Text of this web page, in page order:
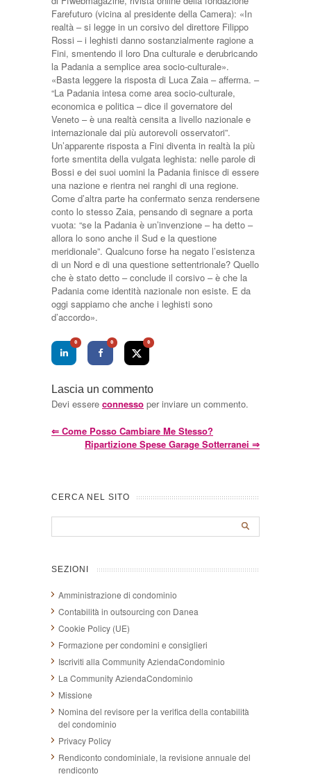
Farefuturo (vicina al presidente della Camera): «In
realtà – si legge in un corsivo del direttore Filippo
Rossi – i leghisti danno sostanzialmente ragione a
Fini, smentendo il loro Dna culturale e derubricando
la Padania a semplice area socio-culturale».
«Basta leggere la risposta di Luca Zaia – afferma. –
“La Padania intesa come area socio-culturale,
economica e politica – dice il governatore del
Veneto – è una realtà censita a livello nazionale e
internazionale dai più autorevoli osservatori”.
Un’apparente risposta a Fini diventa in realtà la più
forte smentita della vulgata leghista: nelle parole di
Bossi e dei suoi uomini la Padania finisce di essere
una nazione e rientra nei ranghi di una regione.
Come d’altra parte ha confermato senza rendersene
conto lo stesso Zaia, pensando di segnare a porta
vuota: “se la Padania è un’invenzione – ha detto –
allora lo sono anche il Sud e la questione
meridionale”. Qualcuno forse ha negato l’esistenza
di un Nord e di una questione settentrionale? Quello
che è stato detto – conclude il corsivo – è che la
Padania come identità nazionale non esiste. E da
oggi sappiamo che anche i leghisti sono
d’accordo».
0 0 0
Lascia un commento
Devi essere connesso per inviare un commento.
⇐ Come Posso Cambiare Me Stesso?
Ripartizione Spese Garage Sotterranei ⇒
CERCA NEL SITO
SEZIONI
Amministrazione di condominio
Contabilità in outsourcing con Danea
Cookie Policy (UE)
Formazione per condomini e consiglieri
Iscriviti alla Community AziendaCondominio
La Community AziendaCondominio
Missione
Nomina del revisore per la verifica della contabilità
del condominio
Privacy Policy
Rendiconto condominiale, la revisione annuale del
rendiconto